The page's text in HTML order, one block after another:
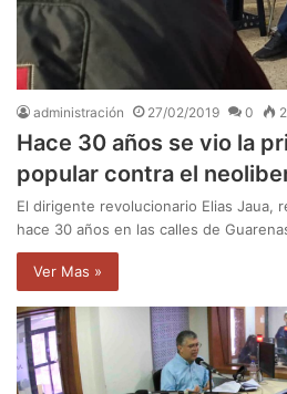
administración 27/02/2019 0
Hace 30 años se vio la
popular contra el
El dirigente revolucionario Elias Jaua,
hace 30 años en las calles de
Ver Mas »